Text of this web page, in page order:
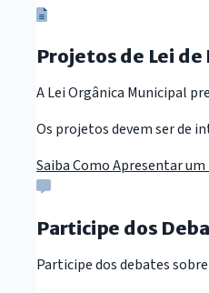
Projetos de Lei
A Lei Orgânica Municipal
Os projetos devem ser de
Saiba Como Apresentar
Participe dos
Participe dos debates